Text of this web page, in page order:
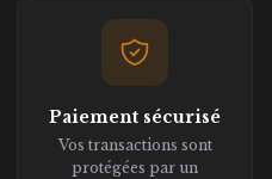
Paiement sécurisé
Vos transactions sont
protégées par un